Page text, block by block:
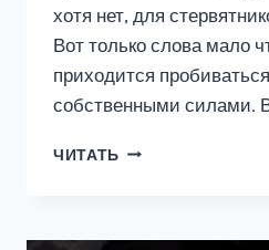
хотя нет, для
Вот только слова мало
приходится
собственными силами.
ЧИТАТЬ БОЯРСКИЙ
ТОМ